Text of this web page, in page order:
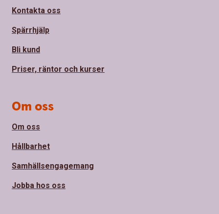
Kontakta oss
Spärrhjälp
Bli kund
Priser, räntor och kurser
Om oss
Om oss
Hållbarhet
Samhällsengagemang
Jobba hos oss